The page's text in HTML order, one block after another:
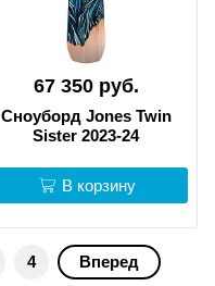
67 350 руб.
Сноуборд Jones Twin
Sister 2023-24
В корзину
4 Вперед